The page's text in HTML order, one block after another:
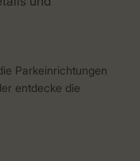
Parkeinrichtungen
entdecke die